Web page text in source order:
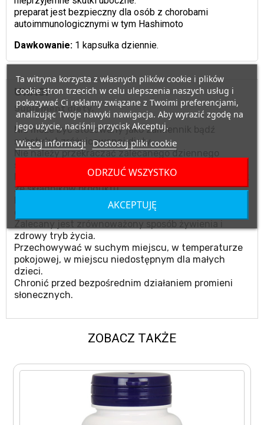
preparat jest bezpieczny dla osób z chorobami
autoimmunologicznymi w tym Hashimoto
Dawkowanie:1 kapsułka dziennie.
UWAGI
Suplement diety.
Nie może być stosowany jako zamiennik bądź
substytut zróżnicowanej diety.
Nie stosować w przypadku uczulenia na którykolwiek
ze składników produktu.
Produktu nie należy podawać matkom karmiącym
zdrowy tryb życia.
Przechowywać w suchym miejscu, w temperaturze
pokojowej, w miejscu niedostępnym dla małych
dzieci.
Chronić przed bezpośrednim działaniem promieni
słonecznych.
ZOBACZ TAKŻE
Ta witryna korzysta z własnych plików cookie i plików
cookie stron trzecich w celu ulepszenia naszych usług i
pokazywać Ci reklamy związane z Twoimi preferencjami,
analizując Twoje nawyki nawigacja. Aby wyrazić zgodę na
jego użycie, naciśnij przycisk Akceptuj.
Więcej informacji Dostosuj pliki cookie
ODRZUĆ WSZYSTKO
AKCEPTUJĘ